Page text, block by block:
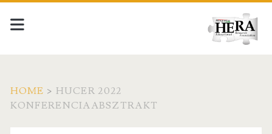
HOME > HUCER 2022
KONFERENCIAABSZTRAKT